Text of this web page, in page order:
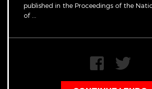
published in the Proceedings of the
of ...